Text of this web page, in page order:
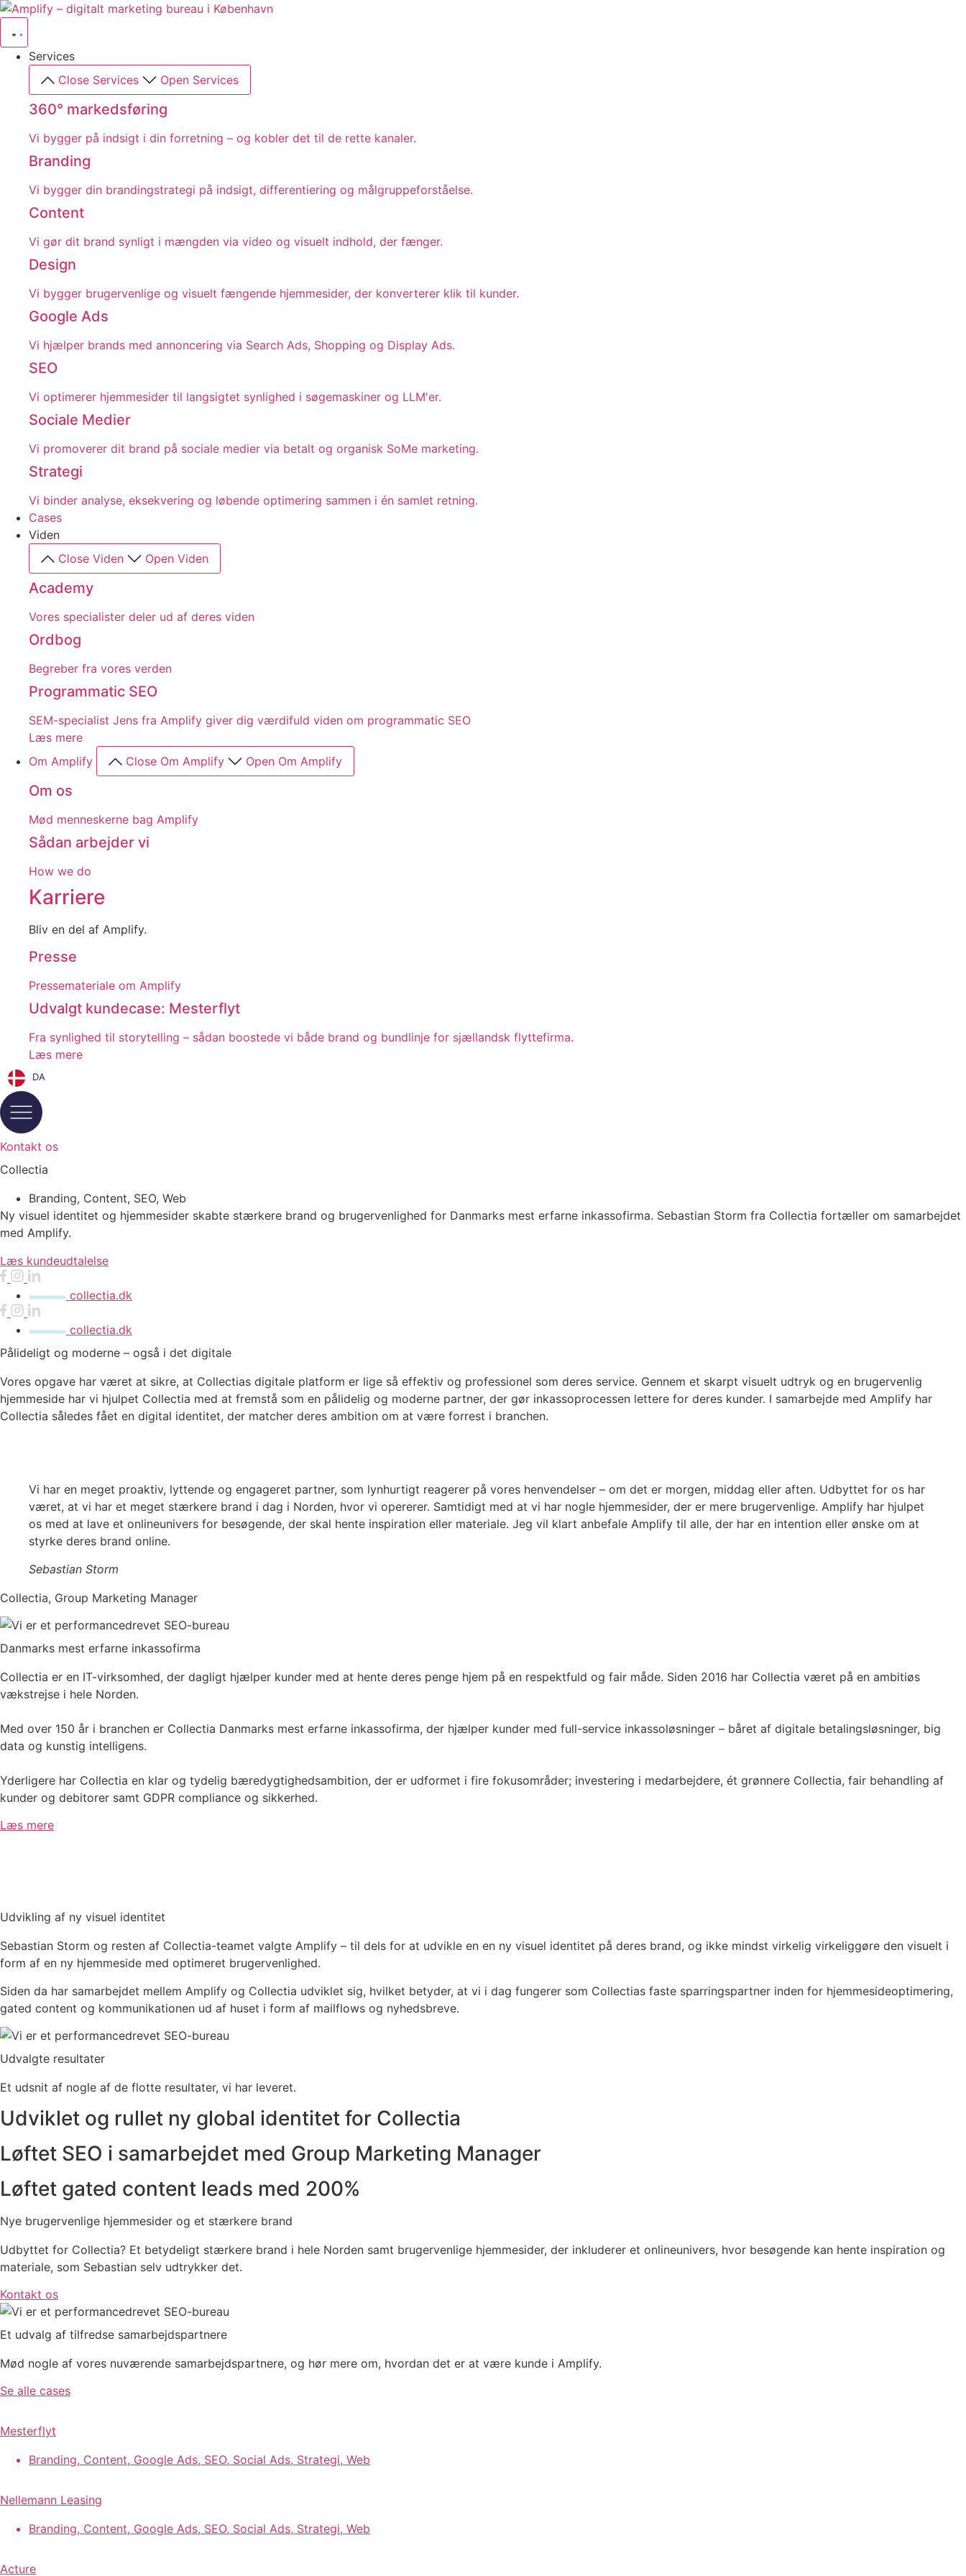
Videre
indhold
Services
Close Services
Open Services
360° markedsføring​
Vi bygger på indsigt i din forretning – og kobler det til de rette kanaler.
Branding
Vi bygger din brandingstrategi på indsigt, differentiering og målgruppeforståelse.
Content
Vi gør dit brand synligt i mængden via video og visuelt indhold, der fænger.
Design
Vi bygger brugervenlige og visuelt fængende hjemmesider, der konverterer klik til kunder.
Google Ads
Vi hjælper brands med annoncering via Search Ads, Shopping og Display Ads.
SEO
Vi optimerer hjemmesider til langsigtet synlighed i søgemaskiner og LLM'er.
Sociale Medier
Vi promoverer dit brand på sociale medier via betalt og organisk SoMe marketing.
Strategi
Vi binder analyse, eksekvering og løbende optimering sammen i én samlet retning.
Cases
Viden
Close Viden
Open Viden
Academy
Vores specialister deler ud af deres viden
Ordbog
Begreber fra vores verden
Programmatic SEO
SEM-specialist Jens fra Amplify giver dig værdifuld viden om programmatic SEO
Læs mere
Om Amplify
Close Om Amplify Open Om Amplify
Om os
Mød menneskerne bag Amplify
Sådan arbejder vi
How we do
Karriere
Bliv en del af Amplify.
Presse
Pressemateriale om Amplify
Udvalgt kundecase: Mesterflyt
Fra synlighed til storytelling – sådan boostede vi både brand og bundlinje for sjællandsk flyttefirma.
Læs mere
DA
Kontakt os
Collectia
Branding, Content, SEO, Web
Ny visuel identitet og hjemmesider skabte stærkere brand og brugervenlighed for Danmarks mest erfarne inkassofirma. Sebastian Storm fra Collectia fortæller om samarbejdet
med Amplify.
Læs kundeudtalelse
collectia.dk
collectia.dk
Pålideligt og moderne – også i det digitale
Vores opgave har været at sikre, at Collectias digitale platform er lige så effektiv og professionel som deres service. Gennem et skarpt visuelt udtryk og en brugervenlig
hjemmeside har vi hjulpet Collectia med at fremstå som en pålidelig og moderne partner, der gør inkassoprocessen lettere for deres kunder. I samarbejde med Amplify har
Collectia således fået en digital identitet, der matcher deres ambition om at være forrest i branchen.
Vi har en meget proaktiv, lyttende og engageret partner, som lynhurtigt reagerer på vores henvendelser – om det er morgen, middag eller aften. Udbyttet for os har
været, at vi har et meget stærkere brand i dag i Norden, hvor vi opererer. Samtidigt med at vi har nogle hjemmesider, der er mere brugervenlige. Amplify har hjulpet
os med at lave et onlineunivers for besøgende, der skal hente inspiration eller materiale. Jeg vil klart anbefale Amplify til alle, der har en intention eller ønske om at
styrke deres brand online.
Sebastian Storm
Collectia, Group Marketing Manager
Danmarks mest erfarne inkassofirma
Collectia er en IT-virksomhed, der dagligt hjælper kunder med at hente deres penge hjem på en respektfuld og fair måde. Siden 2016 har Collectia været på en ambitiøs
vækstrejse i hele Norden.
Med over 150 år i branchen er Collectia Danmarks mest erfarne inkassofirma, der hjælper kunder med full-service inkassoløsninger – båret af digitale betalingsløsninger, big
data og kunstig intelligens.
Yderligere har Collectia en klar og tydelig bæredygtighedsambition, der er udformet i fire fokusområder; investering i medarbejdere, ét grønnere Collectia, fair behandling af
kunder og debitorer samt GDPR compliance og sikkerhed.
Læs mere
Udvikling af ny visuel identitet
Sebastian Storm og resten af Collectia-teamet valgte Amplify – til dels for at udvikle en en ny visuel identitet på deres brand, og ikke mindst virkelig virkeliggøre den visuelt i
form af en ny hjemmeside med optimeret brugervenlighed.
Siden da har samarbejdet mellem Amplify og Collectia udviklet sig, hvilket betyder, at vi i dag fungerer som Collectias faste sparringspartner inden for hjemmesideoptimering,
gated content og kommunikationen ud af huset i form af mailflows og nyhedsbreve.
Udvalgte resultater
Et udsnit af nogle af de flotte resultater, vi har leveret.
Udviklet og rullet ny global identitet for Collectia
Løftet SEO i samarbejdet med Group Marketing Manager
Løftet gated content leads med 200%
Nye brugervenlige hjemmesider og et stærkere brand
Udbyttet for Collectia? Et betydeligt stærkere brand i hele Norden samt brugervenlige hjemmesider, der inkluderer et onlineunivers, hvor besøgende kan hente inspiration og
materiale, som Sebastian selv udtrykker det.
Kontakt os
Et udvalg af tilfredse samarbejdspartnere
Mød nogle af vores nuværende samarbejdspartnere, og hør mere om, hvordan det er at være kunde i Amplify.
Se alle cases
Mesterflyt
Branding, Content, Google Ads, SEO, Social Ads, Strategi, Web
Nellemann Leasing
Branding, Content, Google Ads, SEO, Social Ads, Strategi, Web
Acture